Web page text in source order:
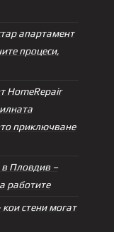
апартамент
процеси,
HomeRepair
приключване
Пловдив –
работите
стени могат